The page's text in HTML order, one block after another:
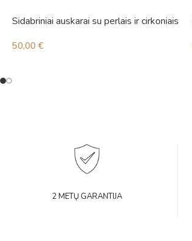
Sidabriniai auskarai su perlais ir cirkoniais
50,00 €
2 METŲ GARANTIJA